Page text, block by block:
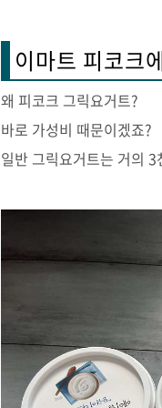
이마트 피코크
왜 피코크 그릭요거트?
바로 가성비 때문이겠죠?
일반 그릭요거트는 거의